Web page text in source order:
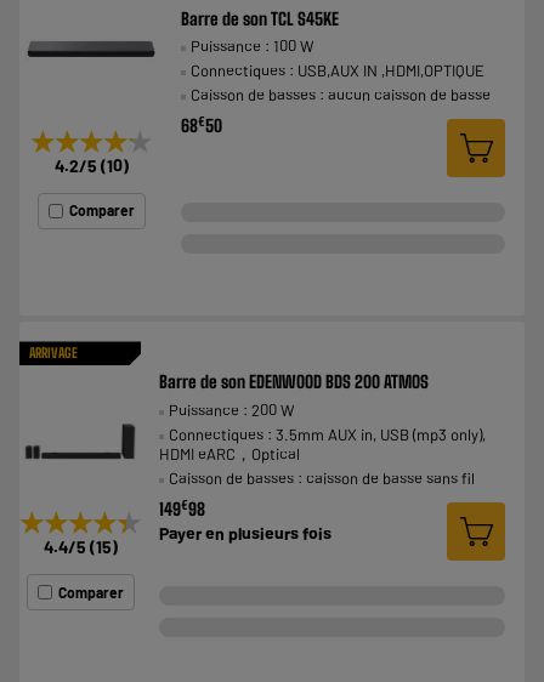
★★★★★
★★★★★
4.2/5 (10)
Comparer
Barre de son TCL S45KE
Puissance : 100 W
Connectiques : USB,AUX IN ,HDMI,OPTIQUE
Caisson de basses : aucun caisson de basse
68€50
ARRIVAGE
★★★★★
★★★★★
4.4/5 (15)
Comparer
Barre de son EDENWOOD BDS 200 ATMOS
Puissance : 200 W
Connectiques : 3.5mm AUX in, USB (mp3 only),
HDMI eARC，Optical
Caisson de basses : caisson de basse sans fil
149€98
Payer en plusieurs fois